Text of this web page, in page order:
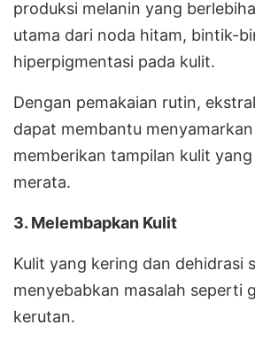
produksi melanin yang
utama dari noda hitam, bintik-
hiperpigmentasi pada kulit.
Dengan pemakaian rutin,
dapat membantu
memberikan tampilan kulit
merata.
3. Melembapkan Kulit
Kulit yang kering dan dehidrasi
menyebabkan masalah seperti
kerutan.